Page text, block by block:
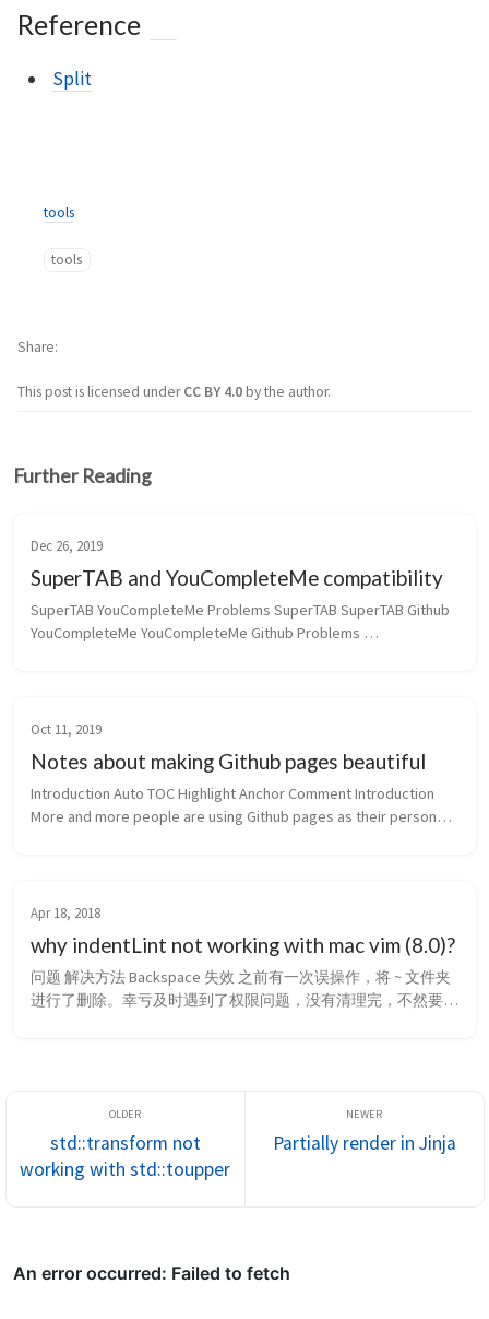
Reference
Split
tools
tools
This post is licensed underCC BY 4.0by the author.
Share
Further Reading
Dec 26, 2019
SuperTAB and YouCompleteMe compatibility
SuperTAB YouCompleteMe Problems SuperTAB SuperTAB Github
YouCompleteMe YouCompleteMe Github Problems
Oct 11, 2019
Notes about making Github pages beautiful
Introduction Auto TOC Highlight Anchor Comment Introduction
More and more people are using Github pages as their personal
Apr 18, 2018
why indentLint not working with mac vim (8.0)?
问题 解决方法 Backspace 失效 之前有一次误操作，将 ~ 文件夹
进行了删除。幸亏及时遇到了权限问题，没有清理完，不然要悲
std::transform not
working with std::toupper
Partially render in Jinja